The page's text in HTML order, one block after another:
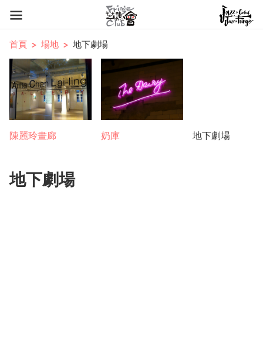
首頁 場地 地下劇場
陳麗玲畫廊 奶庫 地下劇場
地下劇場